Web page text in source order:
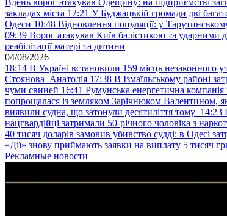
Вдень ворог атакував Одещину: на підприємстві
закладах міста 12:21 У Буджацькій громади дві
Одеси 10:48 Відновлення популяції: у
09:39 Ворог атакував Київ балістикою та ударними
реабілітації матері та дитини
04/08/2026
18:14 В Україні встановили 159 місць незаконного
Стоянова Анатолія 17:38 В Ізмаїльському районі
чуми свиней 16:41 Румунська енергетична
попрощалася із земляком Зарічнюком Валентином,
виявили судна, що затонули десятиліття тому 14:23
нацгвардійці затримали 50-річного чоловіка з
40 тисяч доларів замовив убивство судді: в Одесі
«Дії» знову приймають заявки на виплату 5 тисяч
Рекламные новости